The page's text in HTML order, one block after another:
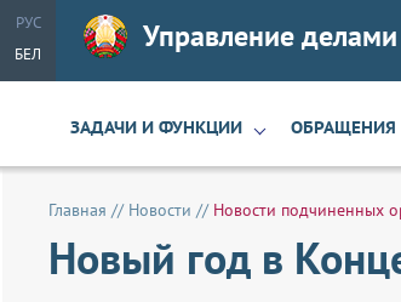
РУС
БЕЛ
Управление
ЗАДАЧИ И ФУНКЦИИ ОБРАЩЕНИЯ
Главная // Новости // Новости подчиненных
Новый год в